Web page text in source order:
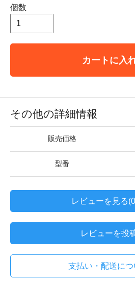
個数
カートに入
その他の詳細情報
販売価格
型番
レビューを見る
レビューを投
支払い・配送につ